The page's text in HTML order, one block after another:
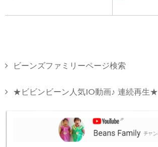
ビーンズファミリーページ検索
★ビビンビーン人気10動画♪ 連続再生★